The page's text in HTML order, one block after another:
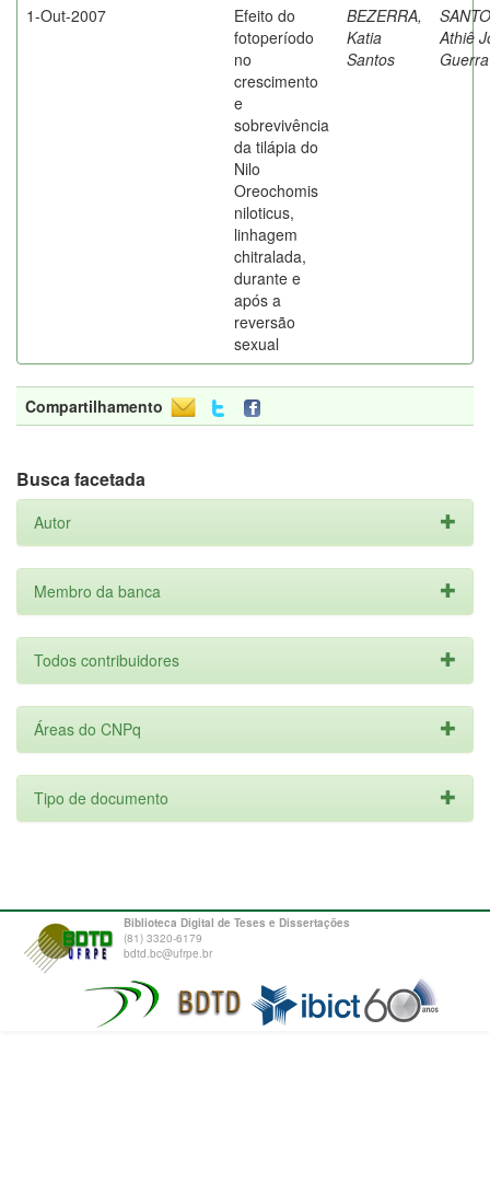
1-Out-2007
Efeito do
fotoperíodo
no
crescimento
e
sobrevivência
da tilápia do
Nilo
Oreochomis
niloticus,
linhagem
chitralada,
durante e
após a
reversão
sexual
BEZERRA,
Katia
Santos
Athiê
Guerra
Compartilhamento
Busca facetada
Autor
Membro da banca
Todos contribuidores
Áreas do CNPq
Tipo de documento
Biblioteca Digital de Teses e Dissertações
(81) 3320-6179
bdtd.bc@ufrpe.br